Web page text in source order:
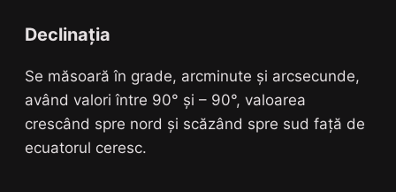
Declinația
Se măsoară în grade, arcminute și arcsecunde,
având valori între 90° și – 90°, valoarea
crescând spre nord și scăzând spre sud față de
ecuatorul ceresc.